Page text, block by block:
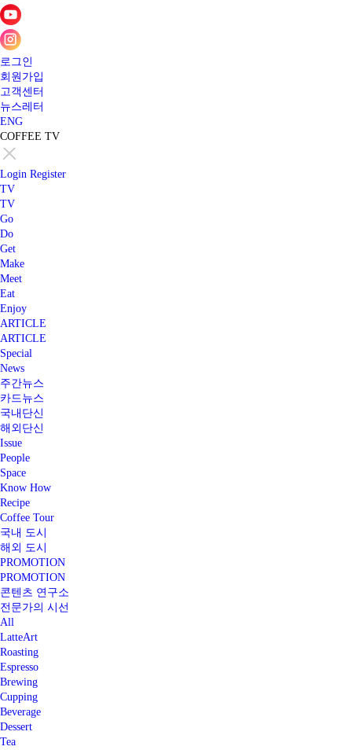
로그인
회원가입
고객센터
뉴스레터
ENG
COFFEE TV
Login Register
TV
TV
Go
Do
Get
Make
Meet
Eat
Enjoy
ARTICLE
ARTICLE
Special
News
주간뉴스
카드뉴스
국내단신
해외단신
Issue
People
Space
Know How
Recipe
Coffee Tour
국내 도시
해외 도시
PROMOTION
PROMOTION
콘텐츠 연구소
전문가의 시선
All
LatteArt
Roasting
Espresso
Brewing
Cupping
Beverage
Dessert
Tea